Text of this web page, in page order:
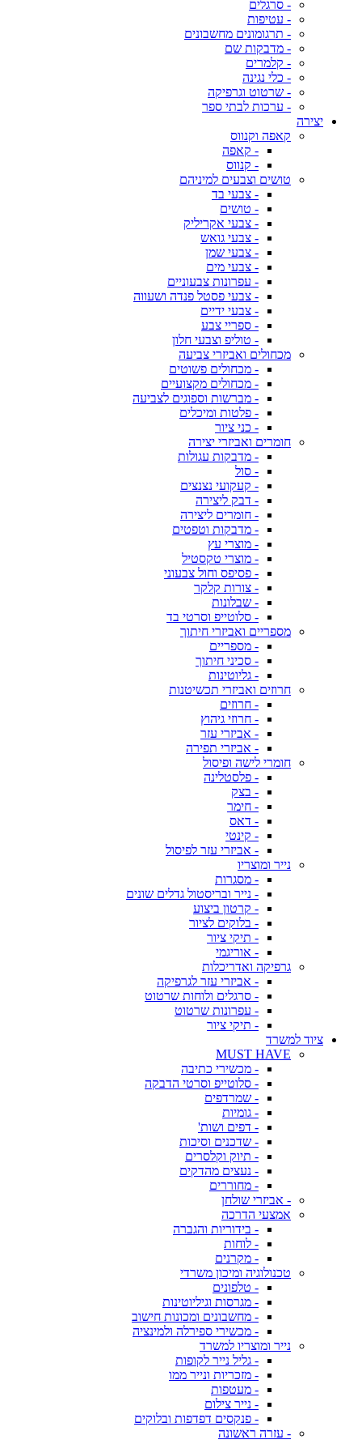
- סרגלים
- עטיפות
- תרגומונים מחשבונים
- מדבקות שם
- קלמרים
- כלי נגינה
- שרטוט וגרפיקה
- ערכות לבתי ספר
יצירה
קאפה וקנווס
- קאפה
- קנווס
טושים וצבעים למיניהם
- צבעי בד
- טושים
- צבעי אקריליק
- צבעי גואש
- צבעי שמן
- צבעי מים
- עפרונות צבעוניים
- צבעי פסטל פנדה ושעווה
- צבעי ידיים
- ספריי צבע
- טוליפ וצבעי חלון
מכחולים ואביזרי צביעה
- מכחולים פשוטים
- מכחולים מקצועיים
- מברשות וספוגים לצביעה
- פלטות ומיכלים
- כני ציור
חומרים ואביזרי יצירה
- מדבקות עגולות
- סול
- קעקועי נצנצים
- דבק ליצירה
- חומרים ליצירה
- מדבקות וטפטים
- מוצרי עץ
- מוצרי טקסטיל
- פסיפס וחול צבעוני
- צורות קלקר
- שבלונות
- סלוטייפ וסרטי בד
מספריים ואביזרי חיתוך
- מספריים
- סכיני חיתוך
- גליוטינות
חרוזים ואביזרי תכשיטנות
- חרוזים
- חרוזי גיהוץ
- אביזרי עזר
- אביזרי תפירה
חומרי לישה ופיסול
- פלסטלינה
- בצק
- חימר
- דאס
- קינטי
- אביזרי עזר לפיסול
נייר ומוצריו
- מסגרות
- נייר ובריסטול גדלים שונים
- קרטון ביצוע
- בלוקים לציור
- תיקי ציור
- אוריגמי
גרפיקה ואדריכלות
- אביזרי עזר לגרפיקה
- סרגלים ולוחות שרטוט
- עפרונות שרטוט
- תיקי ציור
ציוד למשרד
MUST HAVE
- מכשירי כתיבה
- סלוטייפ וסרטי הדבקה
- שמרדפים
- גומיות
- דפים ושות'
- שדכנים וסיכות
- תיוק וקלסרים
- נעצים מהדקים
- מחוררים
- אביזרי שולחן
אמצעי הדרכה
- בידוריות והגברה
- לוחות
- מקרנים
טכנולוגיה ומיכון משרדי
- טלפונים
- מגרסות וגיליוטינות
- מחשבונים ומכונות חישוב
- מכשירי ספירלה ולמינציה
נייר ומוצריו למשרד
- גליל נייר לקופות
- מזכריות ונייר ממו
- מעטפות
- נייר צילום
- פנקסים דפדפות ובלוקים
- עזרה ראשונה